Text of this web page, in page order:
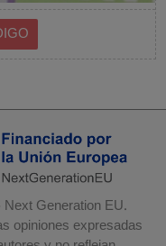
Generation EU.
opiniones expresadas